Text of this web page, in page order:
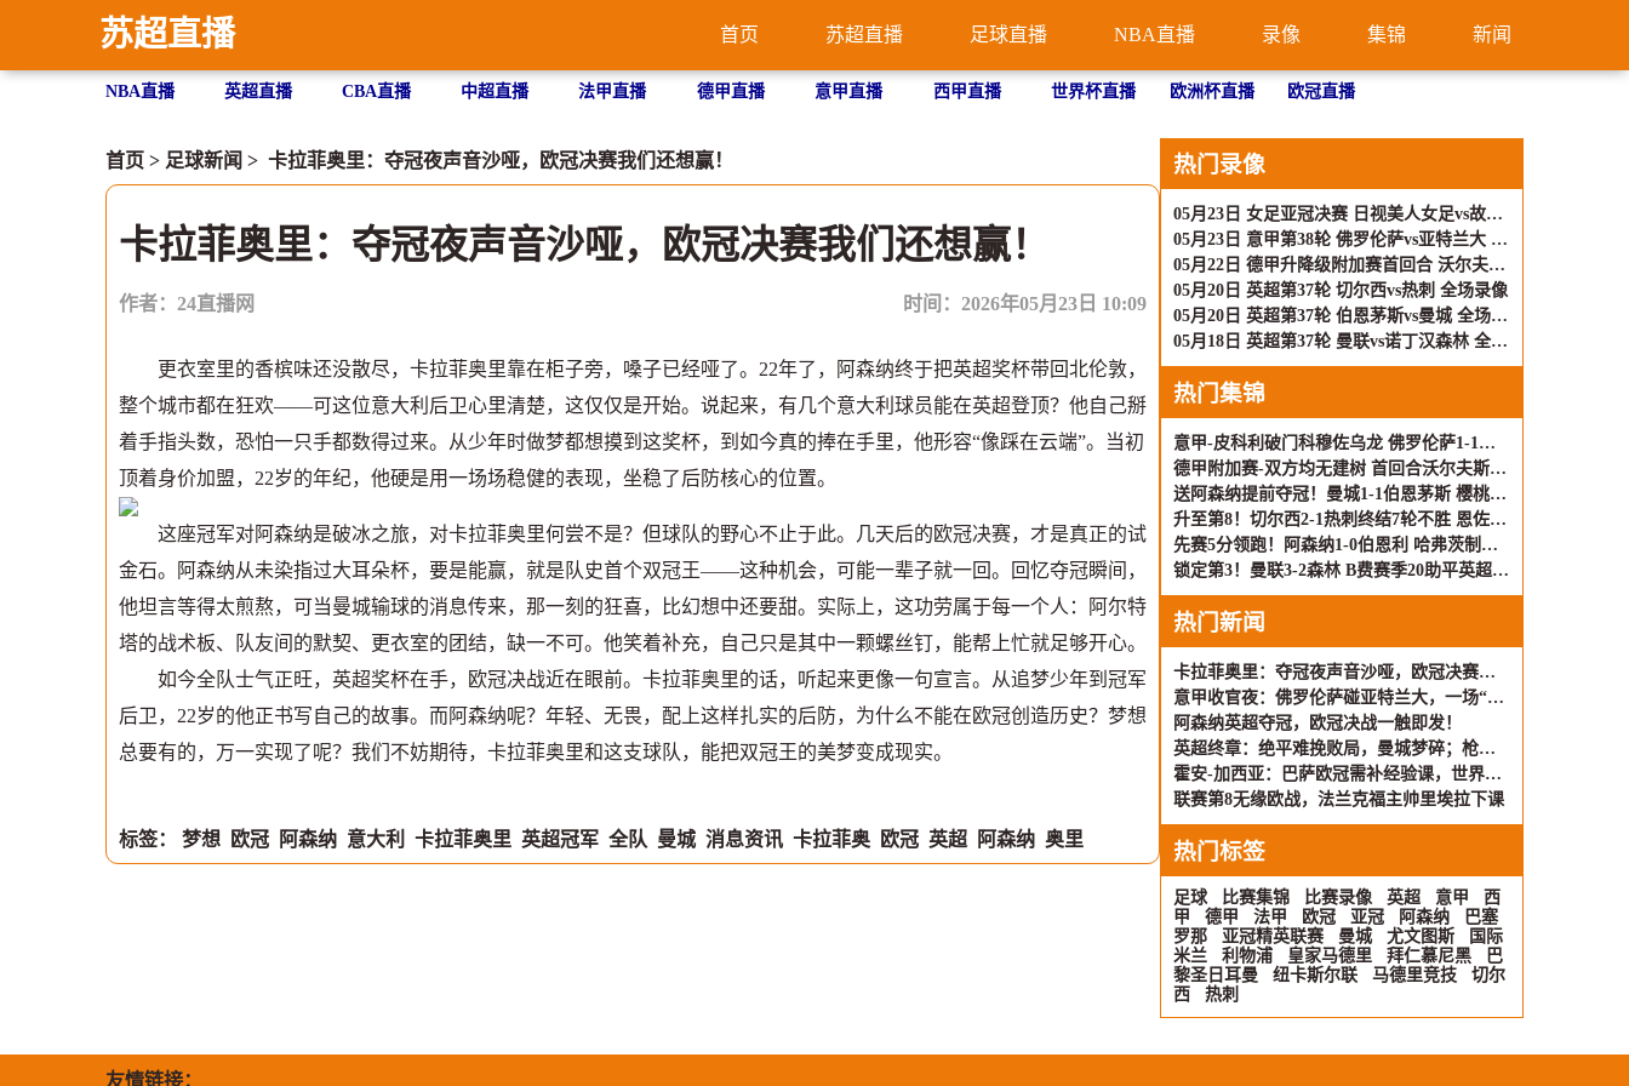
苏超直播 首页 苏超直播 足球直播 NBA直播 录像 集锦 新闻
NBA直播 英超直播 CBA直播 中超直播 法甲直播 德甲直播 意甲直播 西甲直播 世界杯直播 欧洲杯直播 欧冠直播
首页 > 足球新闻 > 卡拉菲奥里：夺冠夜声音沙哑，欧冠决赛我们还想赢！
卡拉菲奥里：夺冠夜声音沙哑，欧冠决赛我们还想赢！
作者：24直播网 时间：2026年05月23日 10:09
更衣室里的香槟味还没散尽，卡拉菲奥里靠在柜子旁，嗓子已经哑了。22年了，阿森纳终于把英超奖杯带回北伦敦，
整个城市都在狂欢——可这位意大利后卫心里清楚，这仅仅是开始。说起来，有几个意大利球员能在英超登顶？他自己掰
着手指头数，恐怕一只手都数得过来。从少年时做梦都想摸到这奖杯，到如今真的捧在手里，他形容“像踩在云端”。当初
顶着身价加盟，22岁的年纪，他硬是用一场场稳健的表现，坐稳了后防核心的位置。
这座冠军对阿森纳是破冰之旅，对卡拉菲奥里何尝不是？但球队的野心不止于此。几天后的欧冠决赛，才是真正的试
金石。阿森纳从未染指过大耳朵杯，要是能赢，就是队史首个双冠王——这种机会，可能一辈子就一回。回忆夺冠瞬间，
他坦言等得太煎熬，可当曼城输球的消息传来，那一刻的狂喜，比幻想中还要甜。实际上，这功劳属于每一个人：阿尔特
塔的战术板、队友间的默契、更衣室的团结，缺一不可。他笑着补充，自己只是其中一颗螺丝钉，能帮上忙就足够开心。
如今全队士气正旺，英超奖杯在手，欧冠决战近在眼前。卡拉菲奥里的话，听起来更像一句宣言。从追梦少年到冠军
后卫，22岁的他正书写自己的故事。而阿森纳呢？年轻、无畏，配上这样扎实的后防，为什么不能在欧冠创造历史？梦想
总要有的，万一实现了呢？我们不妨期待，卡拉菲奥里和这支球队，能把双冠王的美梦变成现实。
标签： 梦想 欧冠 阿森纳 意大利 卡拉菲奥里 英超冠军 全队 曼城 消息资讯 卡拉菲奥 欧冠 英超 阿森纳 奥里
热门录像
05月23日 女足亚冠决赛 日视美人女足vs故乡女足 全场录像
05月23日 意甲第38轮 佛罗伦萨vs亚特兰大 全场录像
05月22日 德甲升降级附加赛首回合 沃尔夫斯堡vs帕德博恩 全场录像
05月20日 英超第37轮 切尔西vs热刺 全场录像
05月20日 英超第37轮 伯恩茅斯vs曼城 全场录像
05月18日 英超第37轮 曼联vs诺丁汉森林 全场录像
热门集锦
意甲-皮科利破门科穆佐乌龙 佛罗伦萨1-1亚特兰大
德甲附加赛-双方均无建树 首回合沃尔夫斯堡0-0帕德博恩
送阿森纳提前夺冠！曼城1-1伯恩茅斯 樱桃17轮不败哈兰德扳平
升至第8！切尔西2-1热刺终结7轮不胜 恩佐传射热刺领先降级区2分
先赛5分领跑！阿森纳1-0伯恩利 哈弗茨制胜+蹬踏染黄 萨卡献助攻
锁定第3！曼联3-2森林 B费赛季20助平英超纪录 卡塞米罗主场告别
热门新闻
卡拉菲奥里：夺冠夜声音沙哑，欧冠决赛我们还想赢！
意甲收官夜：佛罗伦萨碰亚特兰大，一场“走过场”的较量？
阿森纳英超夺冠，欧冠决战一触即发！
英超终章：绝平难挽败局，曼城梦碎；枪手22载轮回，重夺桂冠剑指欧冠
霍安-加西亚：巴萨欧冠需补经验课，世界杯大门我已叩响
联赛第8无缘欧战，法兰克福主帅里埃拉下课
热门标签
足球 比赛集锦 比赛录像 英超 意甲
西
甲
德甲 法甲 欧冠 亚冠 阿森纳
巴塞
罗那
亚冠精英联赛 曼城 尤文图斯
国际
米兰
利物浦 皇家马德里 拜仁慕尼黑
巴
黎圣日耳曼
纽卡斯尔联 马德里竞技
切尔
西
热刺
友情链接：